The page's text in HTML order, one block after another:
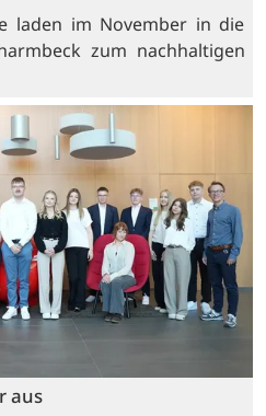
laden im November in die
zum nachhaltigen
aus